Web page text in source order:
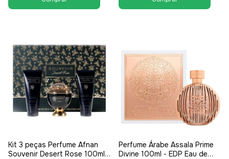
Kit 3 peças Perfume Afnan
Souvenir Desert Rose 100ml +
Perfume Árabe Assala Prime
Divine 100ml - EDP Eau de